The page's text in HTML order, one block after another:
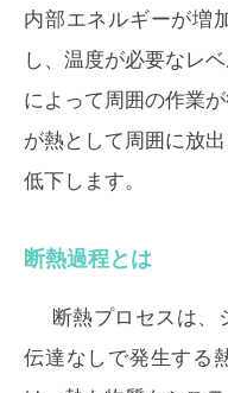
内部エネルギーが増
し、温度が必要なレ
によって周囲の作業
が熱として周囲に放
低下します。
断熱過程とは
断熱プロセスは、
伝達なしで発生する